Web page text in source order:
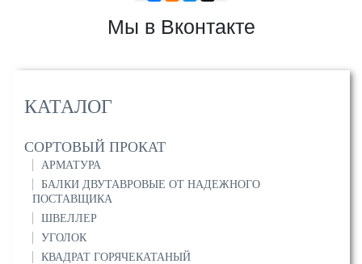
КАТАЛОГ
СОРТОВЫЙ ПРОКАТ
АРМАТУРА
БАЛКИ ДВУТАВРОВЫЕ ОТ НАДЕЖНОГО
ПОСТАВЩИКА
ШВЕЛЛЕР
УГОЛОК
КВАДРАТ ГОРЯЧЕКАТАНЫЙ
Мы в Вконтакте